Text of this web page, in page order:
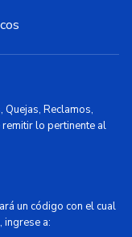
Quejas, Reclamos,
lo pertinente al
un código con el cual
a: